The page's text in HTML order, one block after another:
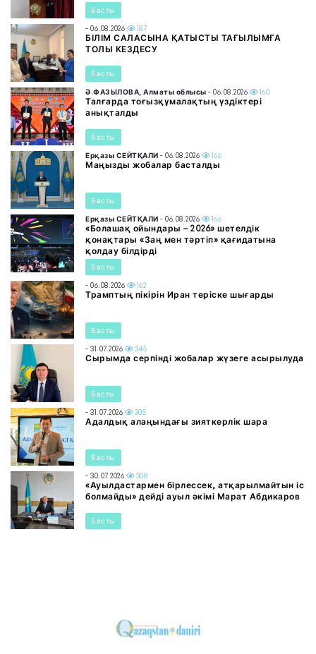
Басты
- 06.08.2026 187
БІЛІМ САЛАСЫНА ҚАТЫСТЫ ТАҒЫЛЫМҒА
ТОЛЫ КЕЗДЕСУ
Басты
Ә.ФАЗЫЛОВА, Алматы облысы - 06.08.2026 160
Талғарда тоғызқұмалақтың үздіктері
анықталды
Басты
Ерқазы СЕЙТҚАЛИ - 06.08.2026 166
Маңызды жобалар басталды
Басты
Ерқазы СЕЙТҚАЛИ - 06.08.2026 166
«Болашақ ойындары – 2026» шетелдік
қонақтары «Заң мен тәртіп» қағидатына
қолдау білдірді
Басты
- 06.08.2026 162
Трамптың пікірін Иран теріске шығарды
Басты
- 31.07.2026 345
Сырымда серпінді жобалар жүзеге асырылуда
Басты
- 31.07.2026 305
Адалдық алаңындағы зияткерлік шара
Басты
- 30.07.2026 308
«Ауылдастармен бірлессек, атқарылмайтын іс
болмайды» дейді ауыл әкімі Марат Абдикаров
Басты